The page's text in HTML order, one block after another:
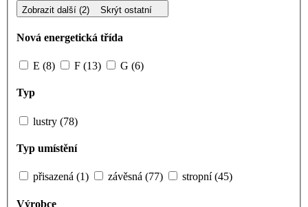
Zobrazit další (2) Skrýt ostatní
Nová energetická třída
E (8) F (13) G (6)
Typ
lustry (78)
Typ umístění
přisazená (1) závěsná (77) stropní (45)
Výrobce